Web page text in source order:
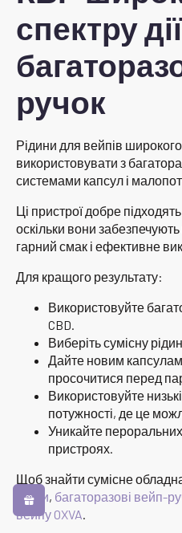
спектру
ручок
Рідини для вейпів
використовувати з
системами капсул і
Ці пристрої добре
оскільки вони
гарний смак і ефективне
Для кращого результату:
Використовуйте
CBD.
Виберіть сумісну
Дайте новим
просочитися перед
Використовуйте
потужності, де це
Уникайте
пристроях.
Щоб знайти сумісне
ручки, багаторазові вейп-
вейпу OXVA.